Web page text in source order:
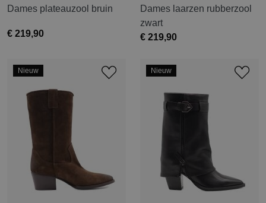
Dames plateauzool bruin
€ 219,90
Dames laarzen rubberzool
zwart
€ 219,90
Nieuw Nieuw